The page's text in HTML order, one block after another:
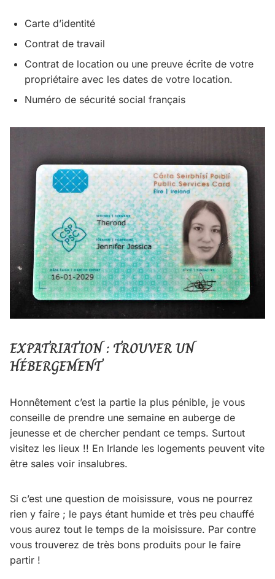
Carte d’identité
Contrat de travail
Contrat de location ou une preuve écrite de votre
propriétaire avec les dates de votre location.
Numéro de sécurité social français
EXPATRIATION : TROUVER UN
HÉBERGEMENT
Honnêtement c’est la partie la plus pénible, je vous
conseille de prendre une semaine en auberge de
jeunesse et de chercher pendant ce temps. Surtout
visitez les lieux !! En Irlande les logements peuvent vite
être sales voir insalubres.
Si c’est une question de moisissure, vous ne pourrez
rien y faire ; le pays étant humide et très peu chauffé
vous aurez tout le temps de la moisissure. Par contre
vous trouverez de très bons produits pour le faire
partir !